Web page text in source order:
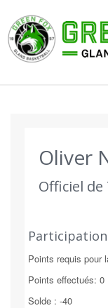
Oliver
Officiel de
Points requis pour
Points effectués: 0
Solde : -40